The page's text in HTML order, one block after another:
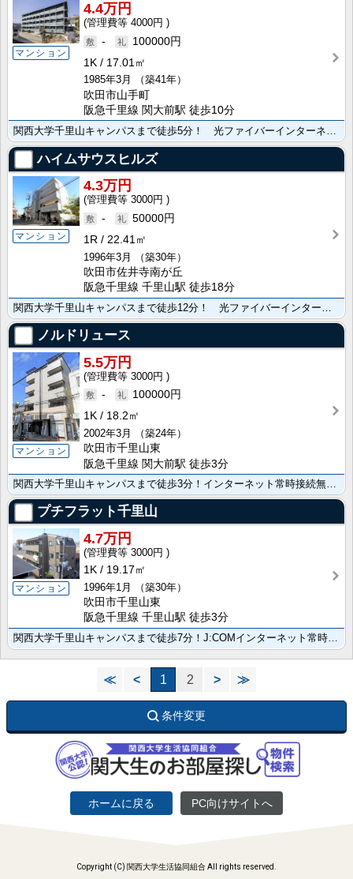
マンション
4.4万円
4000円
-
100000円
1K
17.01㎡
1985年3月
（築41年）
吹田市山手町
阪急千里線 関大前駅 徒歩10分
ハイムサウスヒルズ
マンション
4.3万円
3000円
-
50000円
1R
22.41㎡
1996年3月
（築30年）
吹田市佐井寺南が丘
阪急千里線 千里山駅 徒歩18分
ノルドリュース
マンション
5.5万円
3000円
-
100000円
1K
18.2㎡
2002年3月
（築24年）
吹田市千里山東
阪急千里線 関大前駅 徒歩3分
関西大学千里山キャンパスまで徒歩3分！インターネット常時接続無料！
プチフラット千里山
マンション
4.7万円
3000円
1K
19.17㎡
1996年1月
（築30年）
吹田市千里山東
阪急千里線 千里山駅 徒歩3分
関西大学千里山キャンパスまで徒歩7分！J:COMインターネット常時接続無料(Wi-Fi標準装備)！
≪ < 1 2 > ≫
条件変更
ホームに戻る PC向けサイトへ
Copyright (C) 関西大学生活協同組合 All rights reserved.